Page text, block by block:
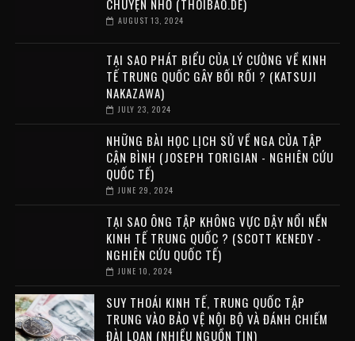
CHUYỆN NHỎ (THOIBAO.DE)
AUGUST 13, 2024
TẠI SAO PHÁT BIỂU CỦA LÝ CƯỜNG VỀ KINH
TẾ TRUNG QUỐC GÂY BỐI RỐI ? (KATSUJI
NAKAZAWA)
JULY 23, 2024
NHỮNG BÀI HỌC LỊCH SỬ VỀ NGA CỦA TẬP
CẬN BÌNH (JOSEPH TORIGIAN - NGHIÊN CỨU
QUỐC TẾ)
JUNE 29, 2024
TẠI SAO ÔNG TẬP KHÔNG VỰC DẬY NỔI NỀN
KINH TẾ TRUNG QUỐC ? (SCOTT KENEDY -
NGHIÊN CỨU QUỐC TẾ)
JUNE 10, 2024
SUY THOÁI KINH TẾ, TRUNG QUỐC TẬP
TRUNG VÀO BẢO VỆ NỘI BỘ VÀ ĐÁNH CHIẾM
ĐÀI LOAN (NHIỀU NGUỒN TIN)